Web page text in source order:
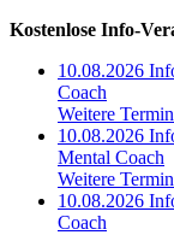
Kostenlose Info-
10.08.2026
Coach
Weitere
10.08.2026
Mental Coach
Weitere
10.08.2026
Coach